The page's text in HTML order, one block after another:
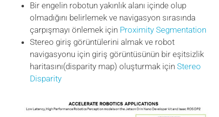
Bir engelin robotun yakınlık alanı içinde olup
olmadığını belirlemek ve navigasyon sırasında
çarpışmayı önlemek için Proximity Segmentation
Stereo giriş görüntülerini almak ve robot
navigasyonu için giriş görüntüsünün bir eşitsizlik
haritasını(disparity map) oluşturmak içinStereo
Disparity